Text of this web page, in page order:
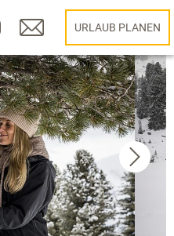
URLAUB PLANEN